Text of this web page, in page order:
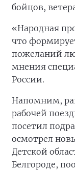
бойцов,
«Народная
что
пожеланий
мнения
России.
Напомним,
рабочей
посетил
осмотрел
Детской
Белгороде,